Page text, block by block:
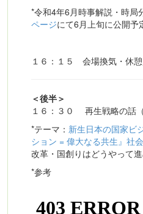
*令和4年6月時事解説・時局
ページにて6月上旬に公開予
１６：１５ 会場換気・休
＜後半＞
１６：３０ 再生戦略の話
*テーマ： 新生日本の国家ビ
ション = 偉大なる共生』社
改革・国創りはどうやって進
*参考